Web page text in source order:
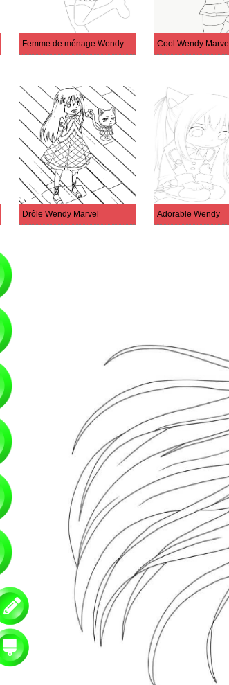
Femme de ménage Wendy Marvel Cool Wendy Marvel
Drôle Wendy Marvel Adorable Wendy